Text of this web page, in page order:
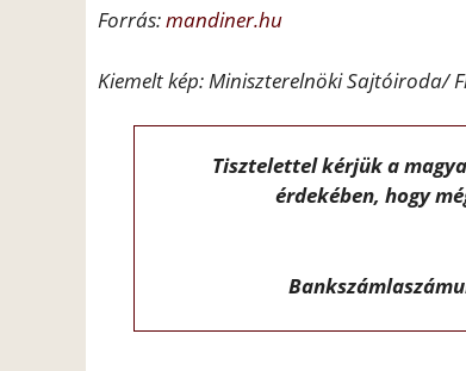
Forrás:mandiner.hu
Kiemelt kép: Miniszterelnöki Sajtóiroda/
Tisztelettel kérjük a
érdekében, hogy